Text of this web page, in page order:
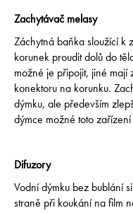
Zachytávač melasy
Záchytná baňka sloužící k
korunek proudit dolů do
možné je připojit, jiné
konektoru na korunku.
dýmku, ale především
dýmce možné toto
Difuzory
Vodní dýmku bez bublání
straně při koukání na film